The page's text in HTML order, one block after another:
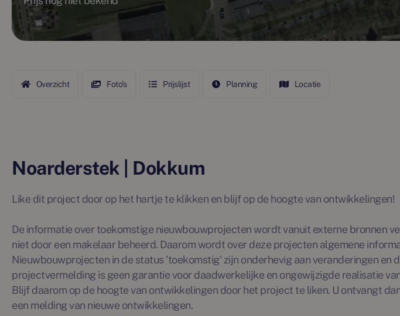
Overzicht Foto's Prijslijst Planning Locatie
Noarderstek | Dokkum
Like dit project door op het hartje te klikken en blijf op de hoogte van ontwikkelingen!
De informatie over toekomstige nieuwbouwprojecten wordt vanuit externe bronnen
niet door een makelaar beheerd. Daarom wordt over deze projecten algemene
Nieuwbouwprojecten in de status 'toekomstig' zijn onderhevig aan veranderingen en
projectvermelding is geen garantie voor daadwerkelijke en ongewijzigde realisatie
Blijf daarom op de hoogte van ontwikkelingen door het project te liken. U ontvangt
een melding van nieuwe ontwikkelingen.